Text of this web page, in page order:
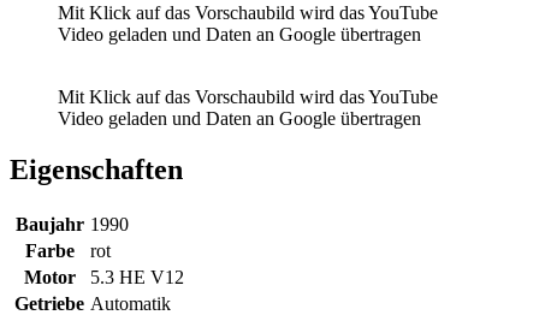
Mit Klick auf das Vorschaubild wird das YouTube
Video geladen und Daten an Google übertragen
Mit Klick auf das Vorschaubild wird das YouTube
Video geladen und Daten an Google übertragen
Eigenschaften
Baujahr 1990
Farbe
rot
Motor
5.3 HE V12
Getriebe Automatik